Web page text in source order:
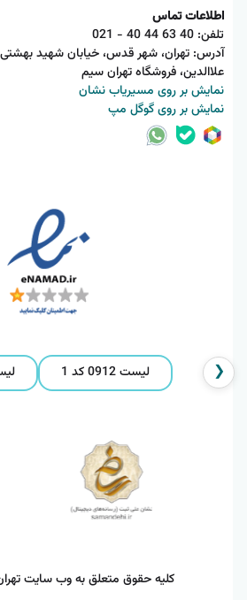
اطلاعات تماس
تلفن: 021 - 40 44 63 40
آدرس: تهران، شهر قدس، خیابان شهید
علاالدین، فروشگاه تهران سیم
نمایش بر روی مسیریاب نشان
نمایش بر روی گوگل مپ
❮ لیست 0912 کد 1 لیست
کلیه حقوق متعلق به وب سایت